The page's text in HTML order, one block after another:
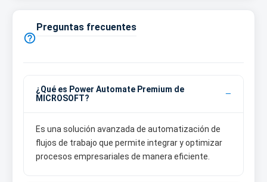

Preguntas frecuentes
¿Qué es Power Automate Premium de
MICROSOFT?
Es una solución avanzada de automatización de
flujos de trabajo que permite integrar y optimizar
procesos empresariales de manera eficiente.